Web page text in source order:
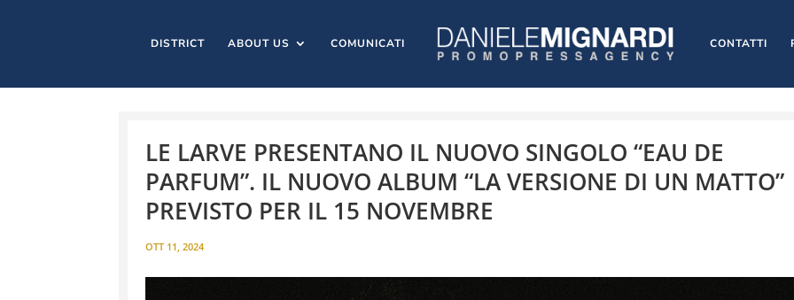
DISTRICT ABOUT US COMUNICATI CONTATTI
LE LARVE PRESENTANO IL NUOVO SINGOLO “EAU DE
PARFUM”. IL NUOVO ALBUM “LA VERSIONE DI UN MATTO”
PREVISTO PER IL 15 NOVEMBRE
OTT 11, 2024